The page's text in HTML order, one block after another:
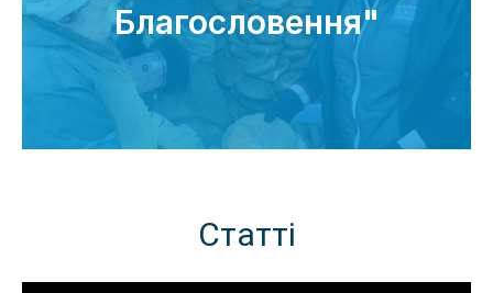
Благословення"
Статті